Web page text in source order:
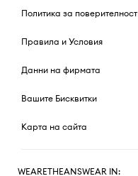
Политика за поверителност
Правила и Условия
Данни на фирмата
Вашите Бисквитки
Карта на сайта
WEARETHEANSWEAR IN: